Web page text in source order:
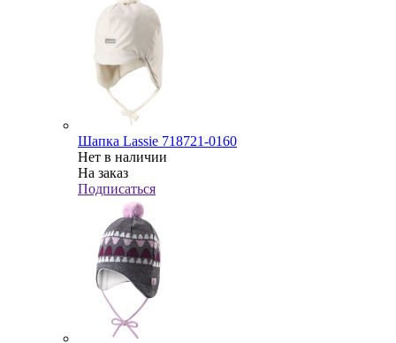
Шапка Lassie 718721-0160
Нет в наличии
На заказ
Подписаться